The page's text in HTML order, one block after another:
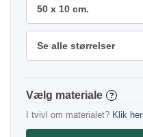
50 x 10 cm.
Se alle størrelser
materiale ?
I tvivl om materialet? Klik her